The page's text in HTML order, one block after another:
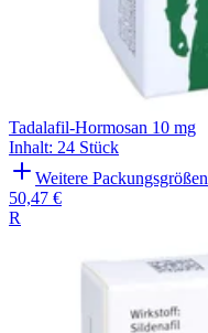
Tadalafil-Hormosan 10 mg
Inhalt: 24 Stück
Weitere Packungsgrößen
50,47 €
R